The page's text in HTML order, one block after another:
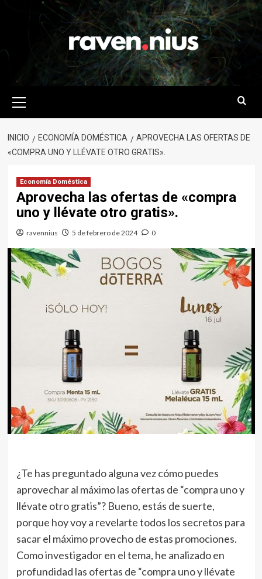
primario
INICIO ECONOMÍA DOMÉSTICA
APROVECHA LAS OFERTAS DE
«COMPRA UNO Y LLÉVATE OTRO GRATIS».
Economía Doméstica
Aprovecha las ofertas de «compra
uno y llévate otro gratis».
ravennius 5 de febrero de 2024 0
¿Te has preguntado alguna vez cómo puedes
aprovechar al máximo las ofertas de “compra uno y
llévate otro gratis”? Bueno, estás de suerte,
porque hoy voy a revelarte todos los secretos para
sacar el máximo provecho de estas promociones.
Como investigador en el tema, he analizado en
profundidad las ofertas de “compra uno y llévate